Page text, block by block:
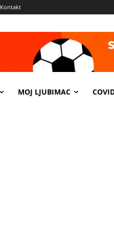
Kontakt
MOJ LJUBIMAC